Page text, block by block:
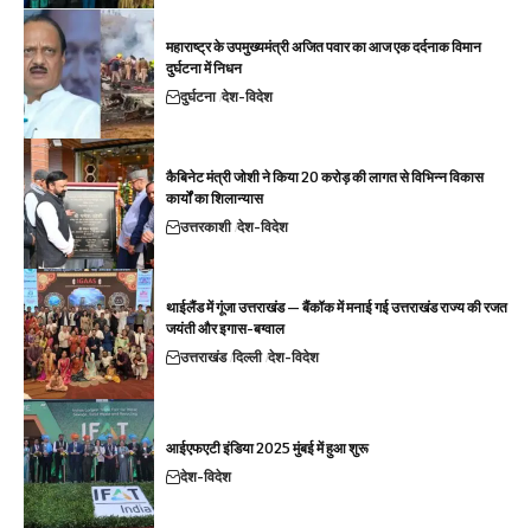
महाराष्ट्र के उपमुख्यमंत्री अजित पवार का आज एक दर्दनाक विमान
दुर्घटना में निधन
दुर्घटना देश-विदेश
कैबिनेट मंत्री जोशी ने किया 20 करोड़ की लागत से विभिन्न विकास
कार्यों का शिलान्यास
उत्तरकाशी देश-विदेश
थाईलैंड में गूंजा उत्तराखंड — बैंकॉक में मनाई गई उत्तराखंड राज्य की रजत
जयंती और इगास-बग्वाल
उत्तराखंड दिल्ली देश-विदेश
आईएफएटी इंडिया 2025 मुंबई में हुआ शुरू
देश-विदेश